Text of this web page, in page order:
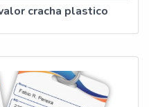
cracha plastico